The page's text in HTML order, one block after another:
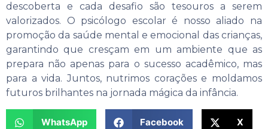
descoberta e cada desafio são tesouros a serem
valorizados. O psicólogo escolar é nosso aliado na
promoção da saúde mental e emocional das crianças,
garantindo que cresçam em um ambiente que as
prepara não apenas para o sucesso acadêmico, mas
para a vida. Juntos, nutrimos corações e moldamos
futuros brilhantes na jornada mágica da infância.
WhatsApp Facebook X